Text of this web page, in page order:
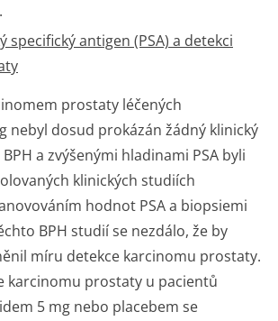
specifický antigen (PSA) a detekci
prostaty léčených
nebyl dosud prokázán žádný klinický
a zvýšenými hladinami PSA byli
klinických studiích
hodnot PSA a biopsiemi
BPH studií se nezdálo, že by
míru detekce karcinomu prostaty.
karcinomu prostaty u pacientů
5 mg nebo placebem se